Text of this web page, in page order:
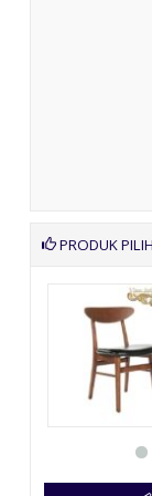
PRODUK